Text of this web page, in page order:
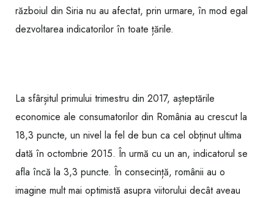
războiul din Siria nu au afectat, prin urmare, în mod egal
dezvoltarea indicatorilor în toate țările.
La sfârșitul primului trimestru din 2017, așteptările
economice ale consumatorilor din România au crescut la
18,3 puncte, un nivel la fel de bun ca cel obținut ultima
dată în octombrie 2015. În urmă cu un an, indicatorul se
afla încă la 3,3 puncte. În consecință, românii au o
imagine mult mai optimistă asupra viitorului decât aveau